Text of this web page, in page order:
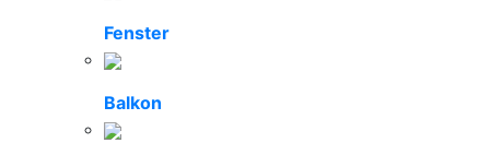
Fenster
Balkon